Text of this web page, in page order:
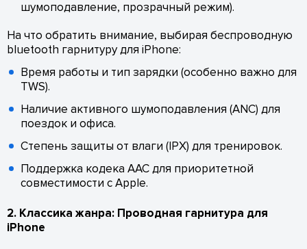
шумоподавление, прозрачный режим).
На что обратить внимание, выбирая беспроводную
bluetooth гарнитуру для iPhone:
Время работы и тип зарядки (особенно важно для
TWS).
Наличие активного шумоподавления (ANC) для
поездок и офиса.
Степень защиты от влаги (IPX) для тренировок.
Поддержка кодека AAC для приоритетной
совместимости с Apple.
2. Классика жанра: Проводная гарнитура для
iPhone